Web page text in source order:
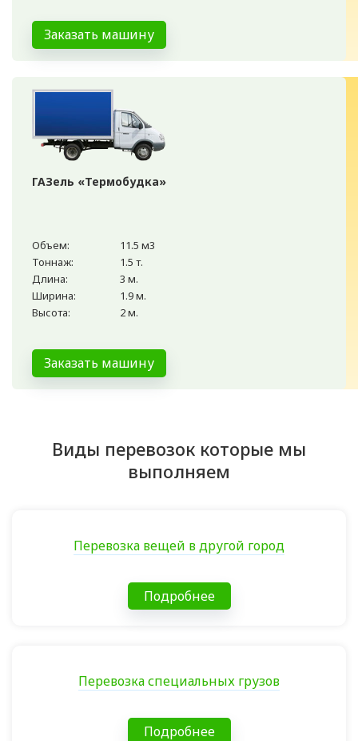
Заказать машину
ГАЗель «Термобудка»
Объем:
11.5 м3
Тоннаж:
1.5 т.
Длина:
3 м.
Ширина:
1.9 м.
Высота:
2 м.
Заказать машину
Виды перевозок которые мы
выполняем
Перевозка вещей в другой город
Подробнее
Перевозка специальных грузов
Подробнее